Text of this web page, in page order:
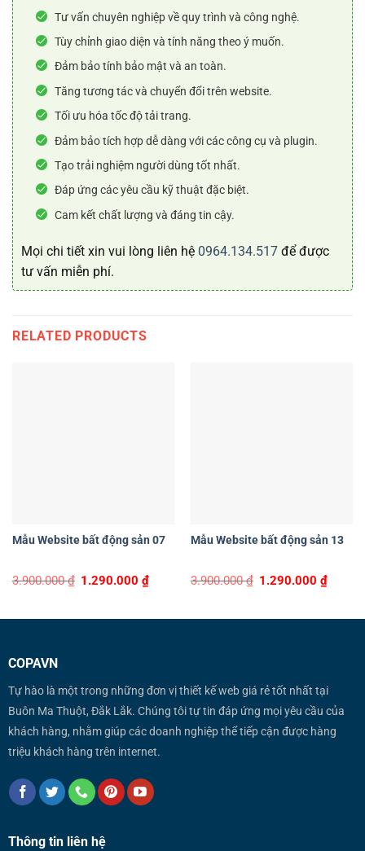
Tư vấn chuyên nghiệp về quy trình và công nghệ.
Tùy chỉnh giao diện và tính năng theo ý muốn.
Đảm bảo tính bảo mật và an toàn.
Tăng tương tác và chuyển đổi trên website.
Tối ưu hóa tốc độ tải trang.
Đảm bảo tích hợp dễ dàng với các công cụ và plugin.
Tạo trải nghiệm người dùng tốt nhất.
Đáp ứng các yêu cầu kỹ thuật đặc biệt.
Cam kết chất lượng và đáng tin cậy.
Mọi chi tiết xin vui lòng liên hệ 0964.134.517 để được
tư vấn miễn phí.
RELATED PRODUCTS
Mẫu Website bất động sản 07
3.900.000₫ Original
1.290.000₫Current
Mẫu Website bất động sản 13
3.900.000₫ Original
1.290.000₫Current
COPAVN
Tự hào là một trong những đơn vị thiết kế web giá rẻ tốt nhất tại
Buôn Ma Thuột, Đắk Lắk. Chúng tôi tự tin đáp ứng mọi yêu cầu của
khách hàng, nhằm giúp các doanh nghiệp thể tiếp cận được hàng
triệu khách hàng trên internet.
Thông tin liên hệ